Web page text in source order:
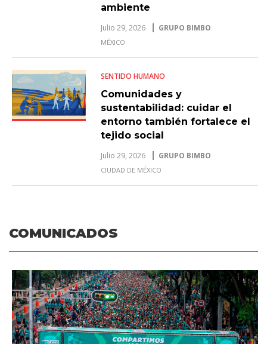
ambiente
Julio 29, 2026 GRUPO BIMBO
MÉXICO
SENTIDO HUMANO
Comunidades y
sustentabilidad: cuidar el
entorno también fortalece el
tejido social
Julio 29, 2026 GRUPO BIMBO
CIUDAD DE MÉXICO
COMUNICADOS